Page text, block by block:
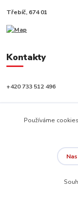
Třebíč, 674 01
Kontakty
+420 733 512 496
info@capushop.cz
Používáme